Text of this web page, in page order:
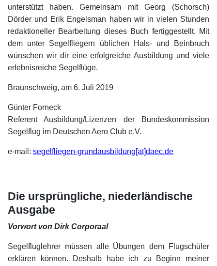
unterstützt haben. Gemeinsam mit Georg (Schorsch)
Dörder und Erik Engelsman haben wir in vielen Stunden
redaktioneller Bearbeitung dieses Buch fertiggestellt. Mit
dem unter Segelfliegern üblichen Hals- und Beinbruch
wünschen wir dir eine erfolgreiche Ausbildung und viele
erlebnisreiche Segelflüge.
Braunschweig, am 6. Juli 2019
Günter Forneck
Referent Ausbildung/Lizenzen der Bundeskommission
Segelflug im Deutschen Aero Club e.V.
e-mail: segelfliegen-grundausbildung[at]daec.de
Die ursprüngliche, niederländische
Ausgabe
Vorwort von Dirk Corporaal
Segelfluglehrer müssen alle Übungen dem Flugschüler
erklären können. Deshalb habe ich zu Beginn meiner